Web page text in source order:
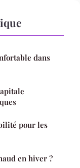
dans
pour les
en hiver ?